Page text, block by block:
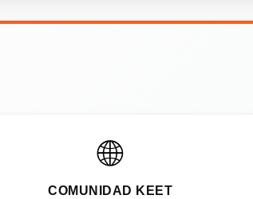
🌐
COMUNIDAD KEET